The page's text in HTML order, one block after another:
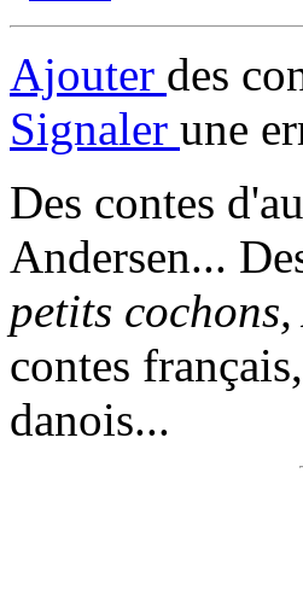
Ajouter des
Signaler une
Des contes
Andersen...
petits
contes
danois...